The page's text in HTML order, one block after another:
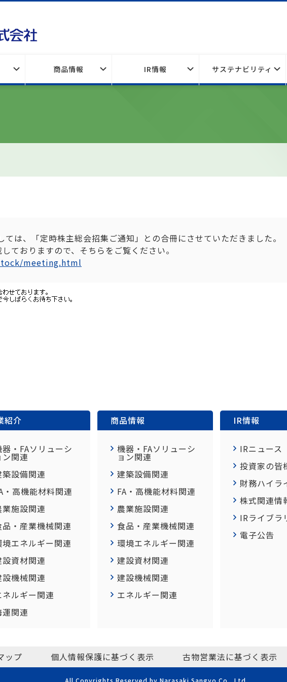
商品情報 IR情報 サステナビリティ
は、「定時株主総会招集ご通知」との合冊にさせていただきました。
ておりますので、そちらをご覧ください。
meeting.html
紹介
器・FAソリューシ
ン関連
築設備関連
・高機能材料関連
業施設関連
品・産業機械関連
境エネルギー関連
設資材関連
設機械関連
ネルギー関連
運関連
商品情報
機器・FAソリューシ
ョン関連
建築設備関連
FA・高機能材料関連
農業施設関連
食品・産業機械関連
環境エネルギー関連
建設資材関連
建設機械関連
エネルギー関連
IR情報
IRニュース
投資家の皆
財務ハイラ
株式関連情
IRライブラ
電子公告
ップ 個人情報保護に基づく表示 古物営業法に基づく表示
All Copyrights Reserved by Narasaki Sangyo Co., Ltd